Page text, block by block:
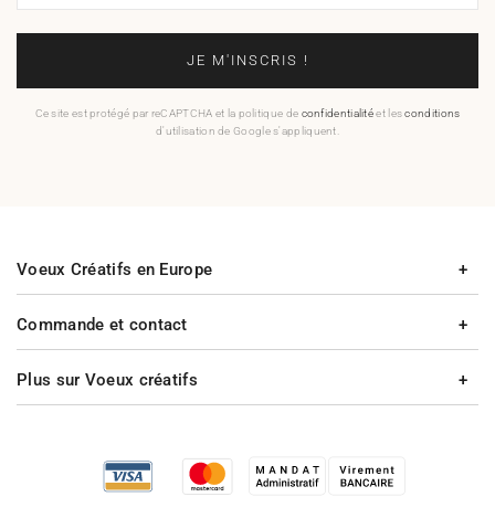
JE M'INSCRIS !
Ce site est protégé par reCAPTCHA et la politique de confidentialitéet lesconditions
d'utilisation de Google s'appliquent.
Commande et contact
Plus sur Voeux créatifs
Voeux Créatifs en Europe